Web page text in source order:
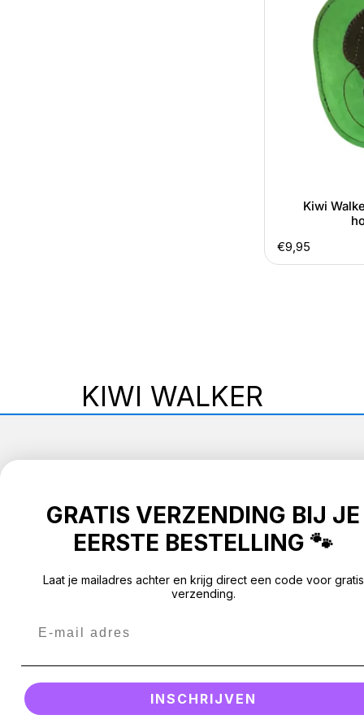
hondenspeeltje
Kiwi
Normale
prijs
€9,95
V
R
A
M
E
L
N
G
KIWI WALKER
Retourbeleid
Algemene voorwaarden
Privacybeleid
Contact gegevens (wettelijke kennisgeving)
Klachten
Schrijf je nu
eerste
E-
mail
GRATIS VERZENDING BIJ JE
EERSTE BESTELLING 🐾
Laat je mailadres achter en krijg direct een code voor gratis
verzending.
INSCHRIJVEN